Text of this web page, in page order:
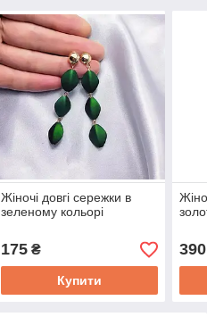
Жіночі довгі сережки в
зеленому кольорі
175₴
Купити
390